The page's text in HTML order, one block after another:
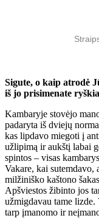
Sigute, o kaip atrodė
iš jo prisimenate
Kambaryje stovėjo
padaryta iš dviejų
kas lipdavo miegoti į
užlipimą ir aukštį labai
spintos – visas
Vakare, kai sutemdavo,
milžiniško kaštono
Apšviestos žibinto jos
užmigdavau tame lizde.
tarp įmanomo ir